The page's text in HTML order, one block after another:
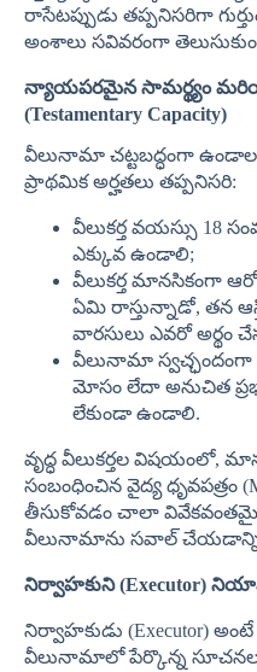
రాసేటప్పుడు తప్పనిసరిగా
అంశాలు సవివరంగా
న్యాయపరమైన సామర్థ్యం
(Testamentary Capacity)
వీలునామా చట్టబద్ధంగా
ప్రాథమిక అర్హతలు తప్పనిసరి:
వీలుకర్త వయస్సు 18
ఎక్కువ ఉండాలి;
వీలుకర్త మానసికంగా
ఏమి రాస్తున్నాడో, తన
వారసులు ఎవరో అర్థం
వీలునామా
మోసం లేదా అనుచిత
లేకుండా ఉండాలి.
వృద్ధ వీలుకర్తల విషయంలో,
సంబంధించిన వైద్య ధృవపత్రం
తీసుకోవడం చాలా
వీలునామాను సవాల్ చేయడాన్ని
నిర్వాహకుని (Executor)
నిర్వాహకుడు (Executor)
వీలునామాలో పేర్కొన్న